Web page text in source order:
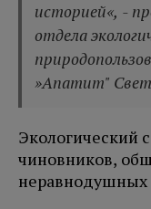
историей«, -
отдела
»Апатит"
Экологический
чиновников,
неравнодушных